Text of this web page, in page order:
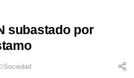
subastado por
Sociedad